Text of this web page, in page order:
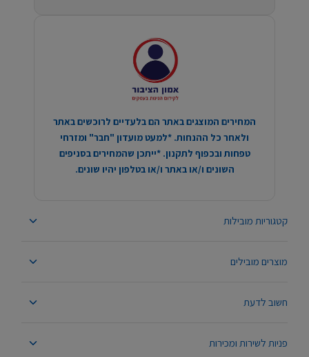
קטגוריות מובילות
מוצרים מובילים
חשוב לדעת
פניות לשירות ומכירות
המחירים המוצגים באתר הם בלעדיים לרוכשים באתר
ולאחר כל ההנחות. *למעט מועדון "חבר" ומזרחי
טפחות ובכפוף לתקנון. *ייתכן שהמחירים בסניפים
השונים ו/או באתר ו/או בטלפון יהיו שונים.